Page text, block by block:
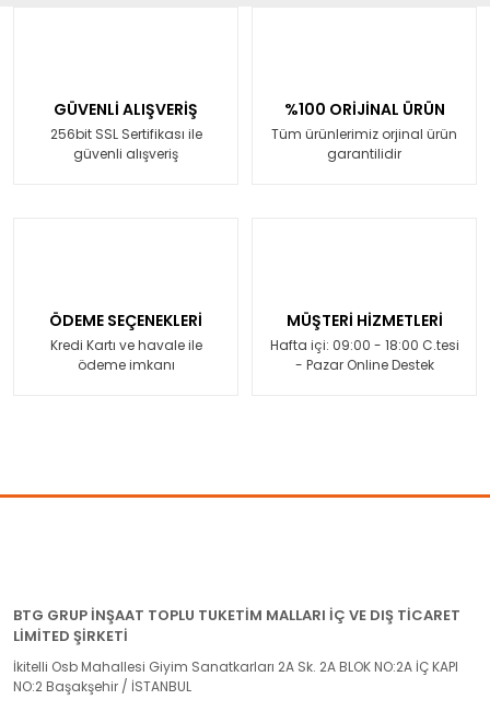
GÜVENLİ ALIŞVERİŞ
256bit SSL Sertifikası ile
güvenli alışveriş
%100 ORİJİNAL ÜRÜN
Tüm ürünlerimiz orjinal ürün
garantilidir
ÖDEME SEÇENEKLERİ
Kredi Kartı ve havale ile
ödeme imkanı
MÜŞTERİ HİZMETLERİ
Hafta içi: 09:00 - 18:00 C.tesi
- Pazar Online Destek
BTG GRUP İNŞAAT TOPLU TUKETİM MALLARI İÇ VE DIŞ TİCARET
LİMİTED ŞİRKETİ
İkitelli Osb Mahallesi Giyim Sanatkarları 2A Sk. 2A BLOK NO:2A İÇ KAPI
NO:2 Başakşehir / İSTANBUL